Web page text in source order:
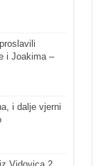
i Joakima –
i dalje vjerni